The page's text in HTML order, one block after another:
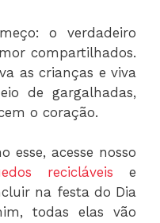
o verdadeiro
compartilhados.
as crianças e viva
de gargalhadas,
o coração.
esse, acesse nosso
recicláveis e
na festa do Dia
todas elas vão